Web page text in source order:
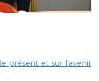
présent et sur l’avenir